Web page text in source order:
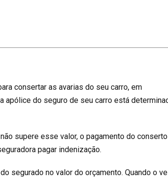
consertar as avarias do seu carro, em
apólice do seguro de seu carro está
supere esse valor, o pagamento do
pagar indenização.
segurado no valor do orçamento. Quando o